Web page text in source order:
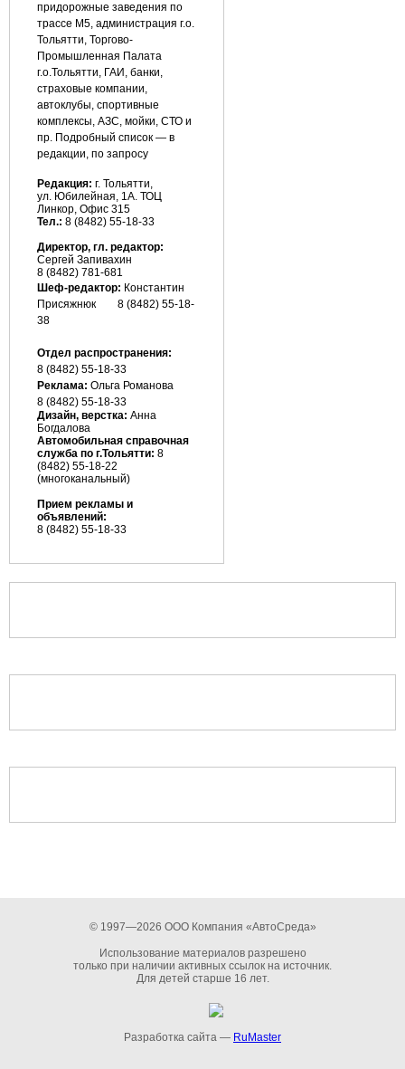
придорожные заведения по
трассе М5, администрация г.о.
Тольятти, Торгово-
Промышленная Палата
г.о.Тольятти, ГАИ, банки,
страховые компании,
автоклубы, спортивные
комплексы, АЗС, мойки, СТО и
пр. Подробный список — в
редакции, по запросу
Редакция: г. Тольятти,
ул. Юбилейная, 1А. ТОЦ
Линкор, Офис 315
Тел.: 8 (8482) 55-18-33
Директор, гл. редактор:
Сергей Запивахин
8 (8482) 781-681
Шеф-редактор: Константин
Присяжнюк 8 (8482) 55-18-
38
Отдел распространения:
8 (8482) 55-18-33
Реклама: Ольга Романова
8 (8482) 55-18-33
Дизайн, верстка: Анна
Богдалова
Автомобильная справочная
служба по г.Тольятти: 8
(8482) 55-18-22
(многоканальный)
Прием рекламы и
объявлений:
8 (8482) 55-18-33
© 1997—2026 ООО Компания «АвтоСреда»
Использование материалов разрешено
только при наличии активных ссылок на источник.
Для детей старше 16 лет.
Разработка сайта — RuMaster